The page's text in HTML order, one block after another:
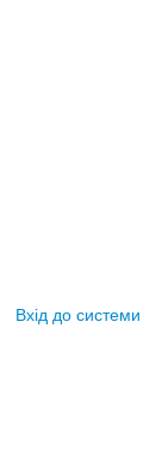
Вхід до системи